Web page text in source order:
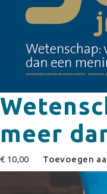
meer
€ 10,00 Toevoegen